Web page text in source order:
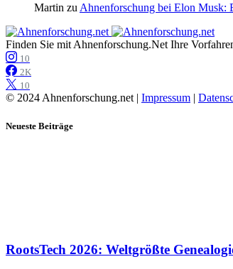
Martin zuAhnenforschung bei Elon Musk:
Finden Sie mit Ahnenforschung.Net Ihre
10
2K
10
© 2024 Ahnenforschung.net | Impressum
Neueste Beiträge
RootsTech 2026: Weltgrößte